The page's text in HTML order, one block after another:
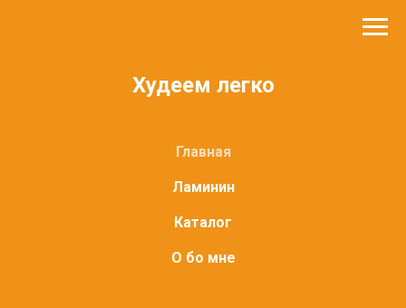
Худеем легко
Главная
Ламинин
Каталог
О бо мне